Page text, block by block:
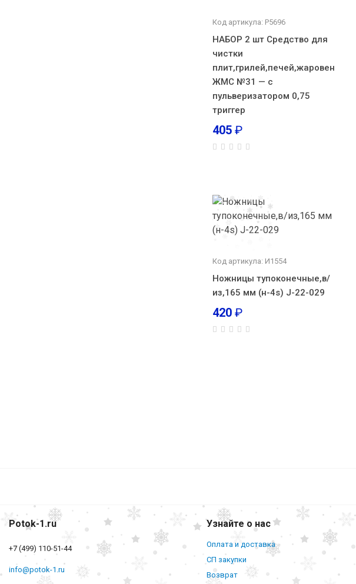
Код артикула: Р5696
НАБОР 2 шт Средство для
чистки
плит,грилей,печей,жаровен
ЖМС №31 — с
пульверизатором 0,75
триггер
405 ₽
Код артикула: И1554
Ножницы тупоконечные,в/
из,165 мм (н-4s) J-22-029
420 ₽
Potok-1.ru
+7 (499) 110-51-44
info@potok-1.ru
Узнайте о нас
Оплата и доставка
СП закупки
Возврат